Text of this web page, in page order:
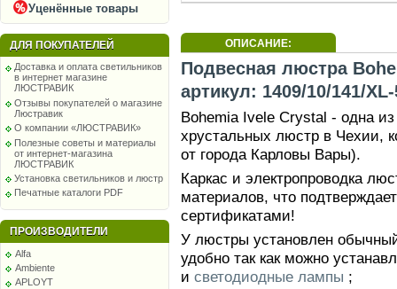
Уценённые товары
ДЛЯ ПОКУПАТЕЛЕЙ
Доставка и оплата светильников
в интернет магазине
ЛЮСТРАВИК
Отзывы покупателей о магазине
Люстравик
О компании «ЛЮСТРАВИК»
Полезные советы и материалы
от интернет-магазина
ЛЮСТРАВИК
Установка светильников и люстр
Печатные каталоги PDF
ПРОИЗВОДИТЕЛИ
Alfa
Ambiente
APLOYT
ОПИСАНИЕ:
Подвесная люстра
артикул: 1409/10/141/
Bohemia Ivele Crystal - одна
хрустальных люстр в Чехии,
от города Карловы Вары).
Каркас и электропроводка
материалов, что
сертификатами!
У люстры установлен
удобно так как можно
и светодиодные лампы ;